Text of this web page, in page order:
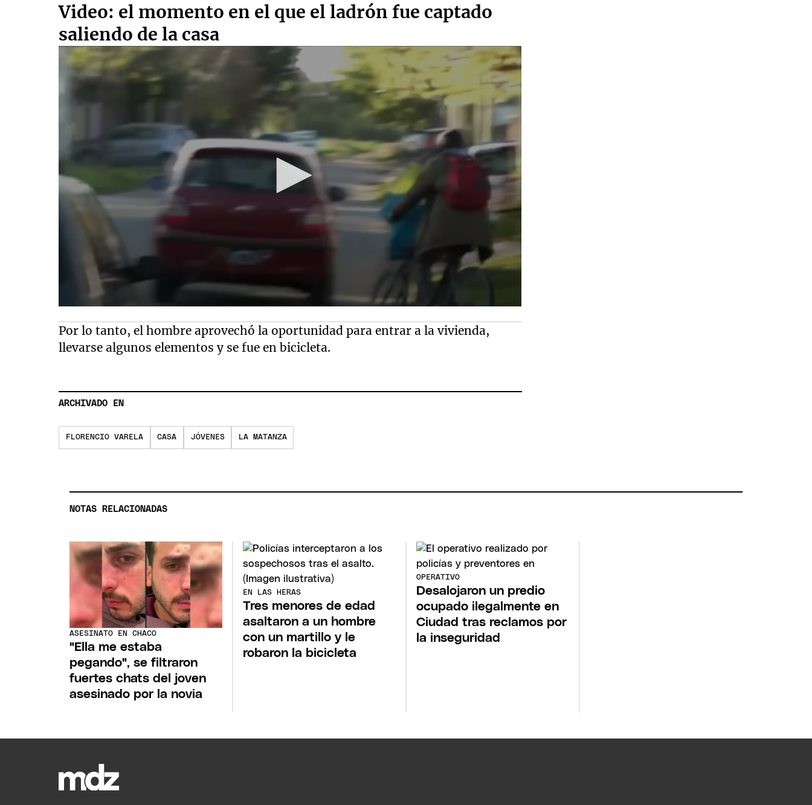
Video: el momento en el que el ladrón fue captado
saliendo de la casa
Por lo tanto, el hombre aprovechó la oportunidad para entrar a la vivienda,
llevarse algunos elementos y se fue en bicicleta.
ARCHIVADO EN
FLORENCIO VARELA CASA JÓVENES LA MATANZA
NOTAS RELACIONADAS
ASESINATO EN CHACO
"Ella me estaba
pegando", se filtraron
fuertes chats del joven
asesinado por la novia
EN LAS HERAS
Tres menores de edad
asaltaron a un hombre
con un martillo y le
robaron la bicicleta
OPERATIVO
Desalojaron un predio
ocupado ilegalmente en
Ciudad tras reclamos por
la inseguridad